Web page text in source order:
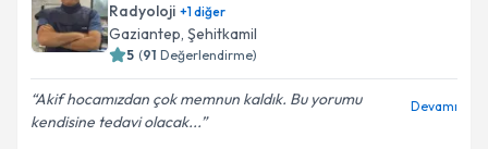
Radyoloji +1diğer
Gaziantep, Şehitkamil
5 (91 Değerlendirme)
Akif hocamızdan çok memnun kaldık. Bu yorumu
kendisine tedavi olacak...
Devamı